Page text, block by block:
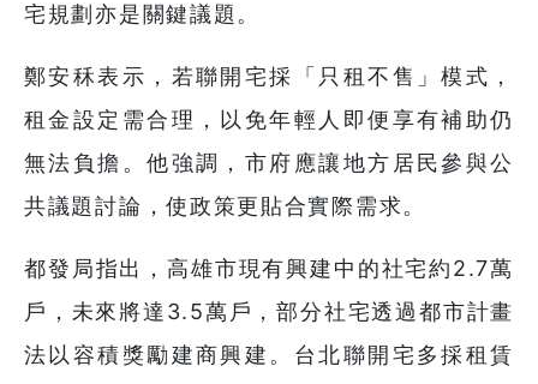
宅規劃亦是關鍵議題。
鄭安秝表示，若聯開宅採「只租不售」模式，
租金設定需合理，以免年輕人即便享有補助仍
無法負擔。他強調，市府應讓地方居民參與公
共議題討論，使政策更貼合實際需求。
都發局指出，高雄市現有興建中的社宅約2.7萬
戶，未來將達3.5萬戶，部分社宅透過都市計畫
法以容積獎勵建商興建。台北聯開宅多採租賃